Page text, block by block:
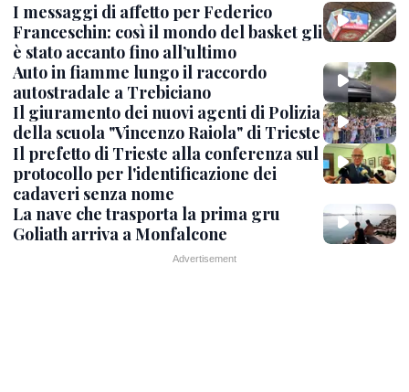
I messaggi di affetto per Federico
Franceschin: così il mondo del basket gli
è stato accanto fino all’ultimo
Auto in fiamme lungo il raccordo
autostradale a Trebiciano
Il giuramento dei nuovi agenti di Polizia
della scuola "Vincenzo Raiola" di Trieste
Il prefetto di Trieste alla conferenza sul
protocollo per l'identificazione dei
cadaveri senza nome
La nave che trasporta la prima gru
Goliath arriva a Monfalcone